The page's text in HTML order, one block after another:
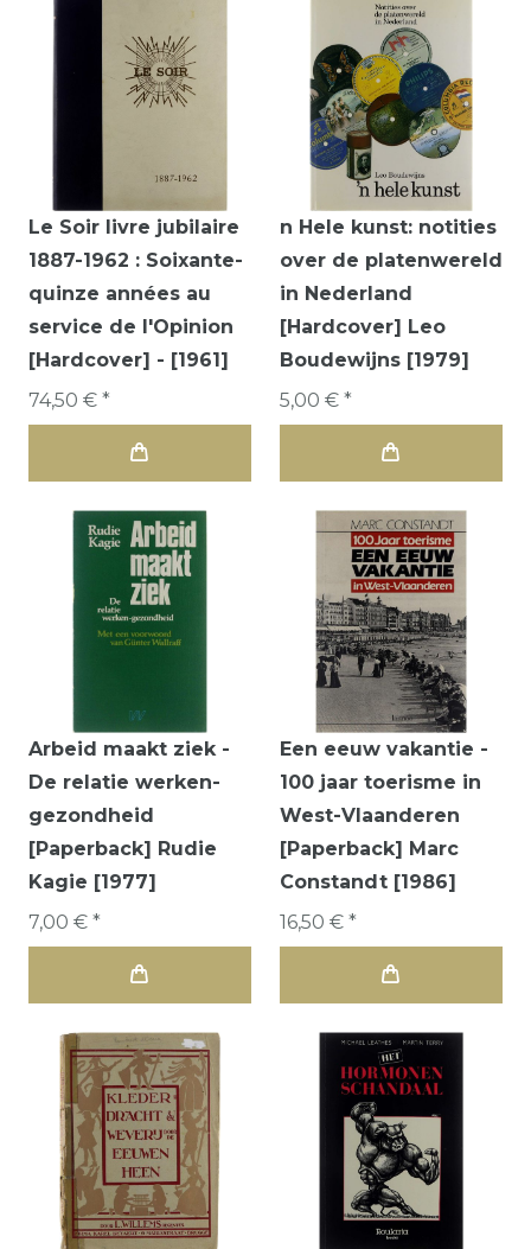
Le Soir livre jubilaire
1887-1962 : Soixante-
quinze années au
service de l'Opinion
[Hardcover] - [1961]
74,50 € *
n Hele kunst: notities
over de platenwereld
in Nederland
[Hardcover] Leo
Boudewijns [1979]
5,00 € *
Arbeid maakt ziek -
De relatie werken-
gezondheid
[Paperback] Rudie
Kagie [1977]
7,00 € *
Een eeuw vakantie -
100 jaar toerisme in
West-Vlaanderen
[Paperback] Marc
Constandt [1986]
16,50 € *